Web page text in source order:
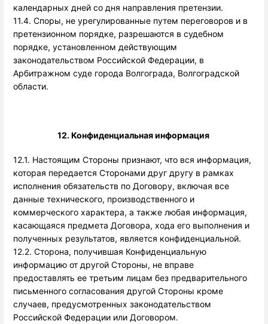
календарных дней со дня направления претензии.
11.4. Споры, не урегулированные путем переговоров и в
претензионном порядке, разрешаются в судебном
порядке, установленном действующим
законодательством Российской Федерации, в
Арбитражном суде города Волгограда, Волгоградской
области.
12. Конфиденциальная информация
12.1. Настоящим Стороны признают, что вся информация,
которая передается Сторонами друг другу в рамках
исполнения обязательств по Договору, включая все
данные технического, производственного и
коммерческого характера, а также любая информация,
касающаяся предмета Договора, хода его выполнения и
полученных результатов, является конфиденциальной.
12.2. Сторона, получившая Конфиденциальную
информацию от другой Стороны, не вправе
предоставлять ее третьим лицам без предварительного
письменного согласования другой Стороны кроме
случаев, предусмотренных законодательством
Российской Федерации или Договором.